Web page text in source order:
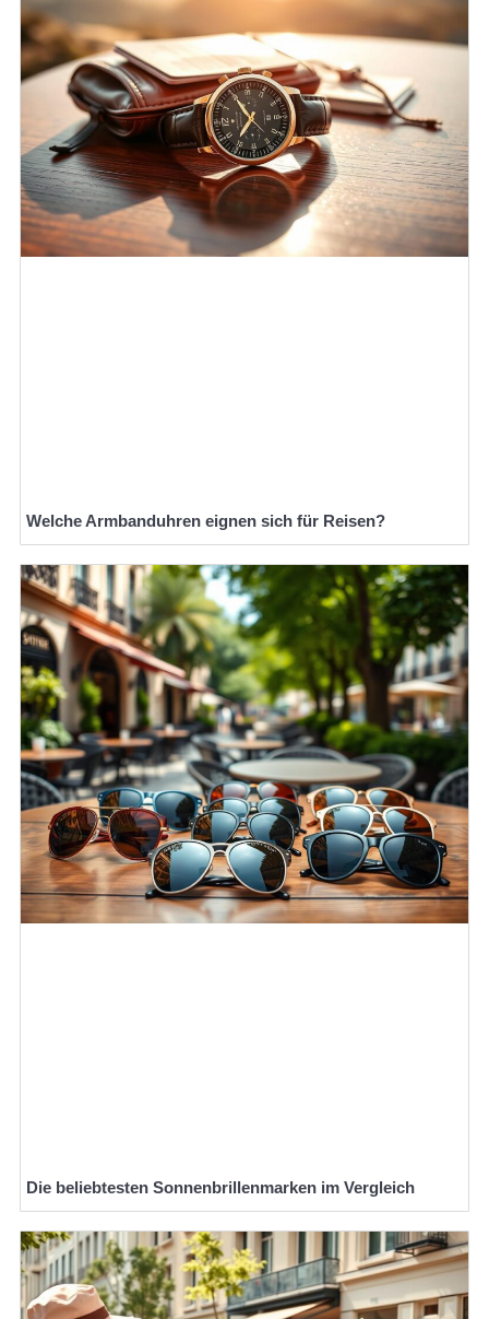
Welche Armbanduhren eignen sich für Reisen?
Die beliebtesten Sonnenbrillenmarken im Vergleich